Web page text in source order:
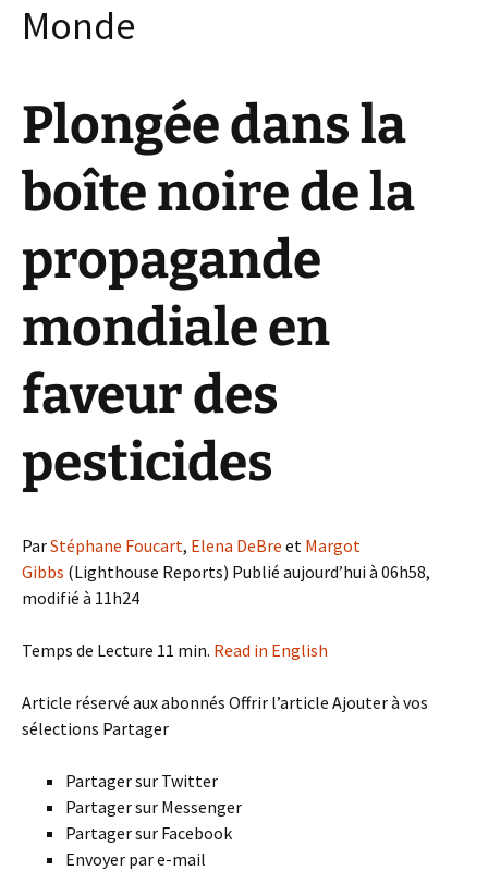
Monde
Plongée dans la
boîte noire de la
propagande
mondiale en
faveur des
pesticides
ParStéphane Foucart, Elena DeBre et Margot
Gibbs (Lighthouse Reports) Publié aujourd’hui à 06h58,
modifié à 11h24
Temps de Lecture 11 min. Read in English
Article réservé aux abonnés Offrir l’article Ajouter à vos
sélections Partager
Partager sur Twitter
Partager sur Messenger
Partager sur Facebook
Envoyer par e-mail